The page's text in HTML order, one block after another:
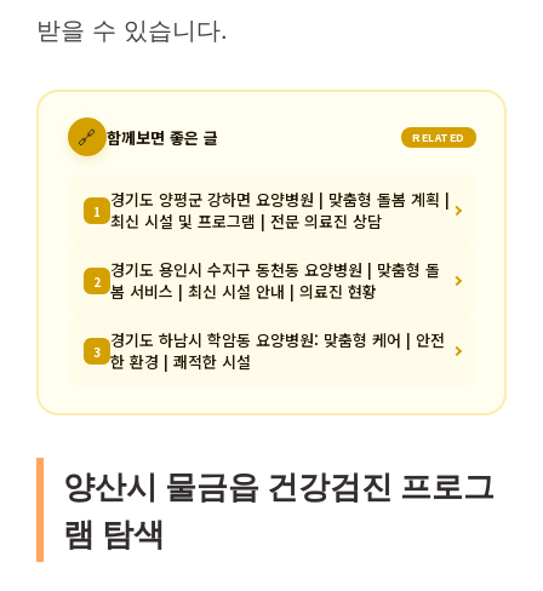
받을 수 있습니다.
🔗 함께보면 좋은 글 RELATED
1 경기도 양평군 강하면 요양병원 | 맞춤형 돌봄 계획 |
최신 시설 및 프로그램 | 전문 의료진 상담
2 경기도 용인시 수지구 동천동 요양병원 | 맞춤형 돌
봄 서비스 | 최신 시설 안내 | 의료진 현황
3 경기도 하남시 학암동 요양병원: 맞춤형 케어 | 안전
한 환경 | 쾌적한 시설
양산시 물금읍 건강검진 프로그
램 탐색